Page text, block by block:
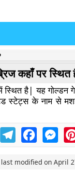
कहाँ पर स्थित
स्थित है| यह गोल्डन
स्टेट्स के नाम से
TelegramFacebook
modified on April